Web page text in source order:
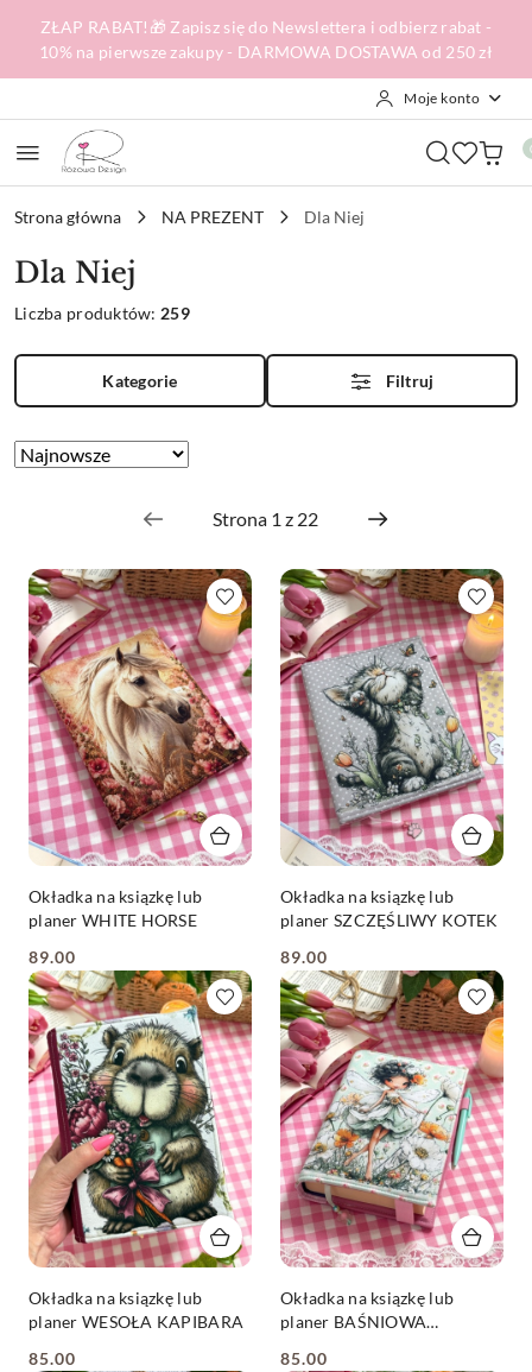
Przejdź do treści głównej
Przejdź do wyszukiwarki
Przejdź do moje konto
Przejdź do menu głównego
Przejdź do stopki
ZŁAP RABAT!🎁 Zapisz się do Newslettera i odbierz rabat -
10% na pierwsze zakupy - DARMOWA DOSTAWA od 250 zł
Moje konto
Strona główna NA PREZENT Dla Niej
Dla Niej
Liczba produktów: 259
Kategorie Filtruj
Zastosowano
Sortuj
Okładka na ksiązkę lub
planer WHITE HORSE
Cena:
89.00
Okładka na ksiązkę lub
planer SZCZĘŚLIWY KOTEK
Cena:
89.00
Okładka na ksiązkę lub
planer WESOŁA KAPIBARA
85.00
Okładka na ksiązkę lub
planer BAŚNIOWA
85.00